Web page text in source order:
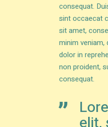
consequat.
sint occaecat
sit amet,
minim
dolor in
non proident,
consequat.